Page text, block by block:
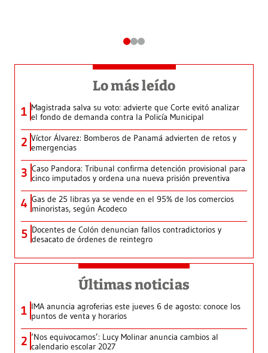
Lo más leído
1 Magistrada salva su voto: advierte que Corte evitó analizar
el fondo de demanda contra la Policía Municipal
2 Víctor Álvarez: Bomberos de Panamá advierten de retos y
emergencias
3 Caso Pandora: Tribunal confirma detención provisional para
cinco imputados y ordena una nueva prisión preventiva
4 Gas de 25 libras ya se vende en el 95% de los comercios
minoristas, según Acodeco
5 Docentes de Colón denuncian fallos contradictorios y
desacato de órdenes de reintegro
Últimas noticias
1 IMA anuncia agroferias este jueves 6 de agosto: conoce los
puntos de venta y horarios
2 ‘Nos equivocamos’: Lucy Molinar anuncia cambios al
calendario escolar 2027